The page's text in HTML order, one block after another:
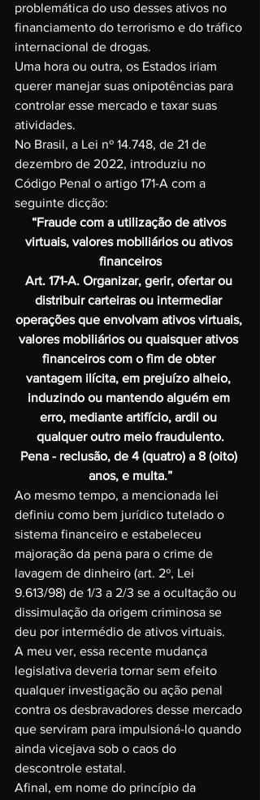
problemática do uso desses ativos no
financiamento do terrorismo e do tráfico
internacional de drogas.
Uma hora ou outra, os Estados iriam
querer manejar suas onipotências para
controlar esse mercado e taxar suas
atividades.
No Brasil, a Lei nº 14.748, de 21 de
dezembro de 2022, introduziu no
Código Penal o artigo 171-A com a
seguinte dicção:
“Fraude com a utilização de ativos
virtuais, valores mobiliários ou ativos
financeiros
Art. 171-A. Organizar, gerir, ofertar ou
distribuir carteiras ou intermediar
operações que envolvam ativos virtuais,
valores mobiliários ou quaisquer ativos
financeiros com o fim de obter
vantagem ilícita, em prejuízo alheio,
induzindo ou mantendo alguém em
erro, mediante artifício, ardil ou
qualquer outro meio fraudulento.
Pena - reclusão, de 4 (quatro) a 8 (oito)
anos, e multa.”
Ao mesmo tempo, a mencionada lei
definiu como bem jurídico tutelado o
sistema financeiro e estabeleceu
majoração da pena para o crime de
lavagem de dinheiro (art. 2º, Lei
9.613/98) de 1/3 a 2/3 se a ocultação ou
dissimulação da origem criminosa se
deu por intermédio de ativos virtuais.
A meu ver, essa recente mudança
legislativa deveria tornar sem efeito
qualquer investigação ou ação penal
contra os desbravadores desse mercado
que serviram para impulsioná-lo quando
ainda vicejava sob o caos do
descontrole estatal.
Afinal, em nome do princípio da